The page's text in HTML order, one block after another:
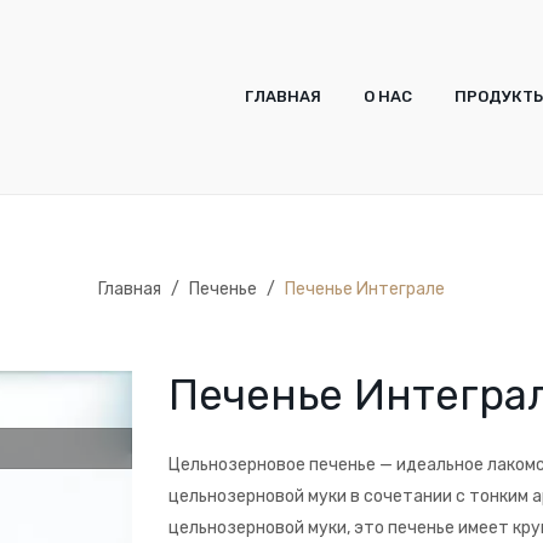
ГЛАВНАЯ О НАС
Главная / Печенье / Печенье Интеграле
Печенье
Цельнозерновое печенье — идеальное
цельнозерновой муки в сочетании с
цельнозерновой муки, это печенье имеет